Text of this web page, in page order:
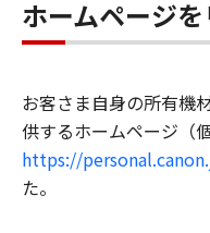
ホームページ
お客さま自身の所有機
供するホームページ（
https://
た。